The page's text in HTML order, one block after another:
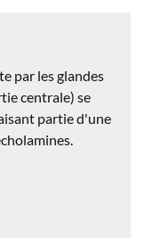
par les glandes
centrale) se
partie d'une